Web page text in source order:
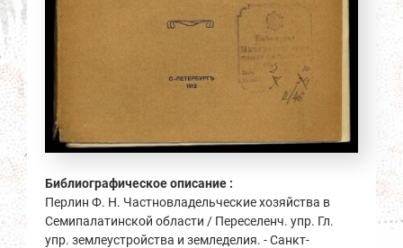
Библиографическое описание :
Перлин Ф. Н. Частновладельческие хозяйства в
Семипалатинской области / Переселенч. упр. Гл.
упр. землеустройства и земледелия. - Санкт-